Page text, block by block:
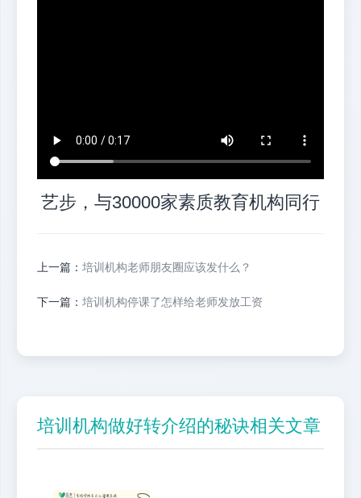
艺步，与30000家素质教育机构同行
上一篇： 培训机构老师朋友圈应该发什么？
下一篇： 培训机构停课了怎样给老师发放工资
培训机构做好转介绍的秘诀相关文章